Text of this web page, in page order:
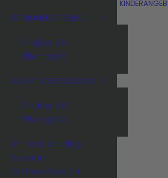
BEGINNER SESSION
Großer Lift
Übungslift
ADVANCED SESSION
Großer Lift
Übungslift
Air Trick Training
Session
Coffee Session